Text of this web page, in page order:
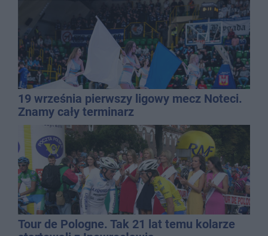
19 września pierwszy ligowy mecz Noteci.
Znamy cały terminarz
Tour de Pologne. Tak 21 lat temu kolarze